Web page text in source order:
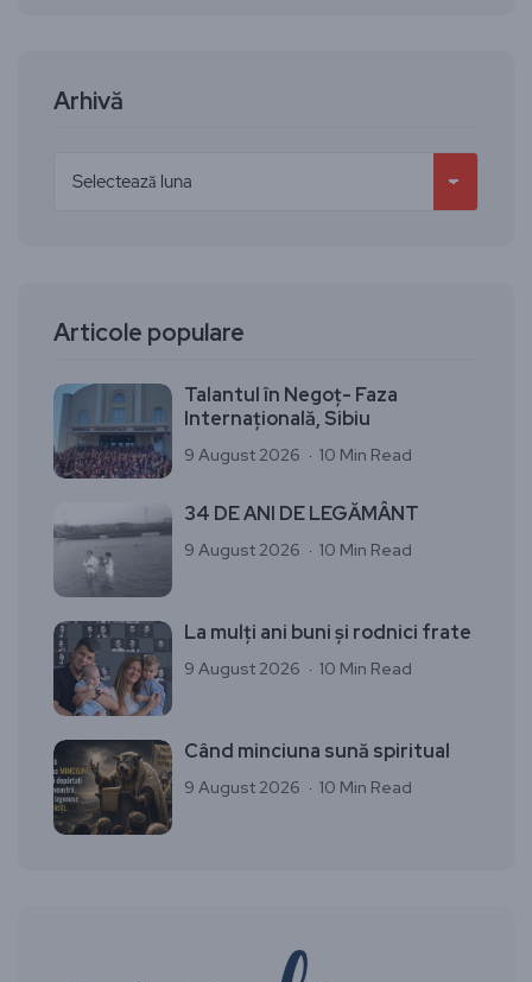
Arhivă
Articole populare
Talantul în Negoț- Faza
Internațională, Sibiu
9 August 2026 10 Min Read
34 DE ANI DE LEGĂMÂNT
9 August 2026 10 Min Read
La mulți ani buni și rodnici frate
9 August 2026 10 Min Read
Când minciuna sună spiritual
9 August 2026 10 Min Read